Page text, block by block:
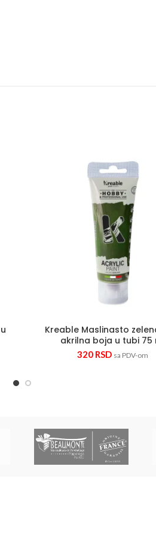
mat akrilna boja u tubi 75 ml quantity
Kreable Maslinasto
akrilna boja u tubi 75
320 RSD sa PDV-om